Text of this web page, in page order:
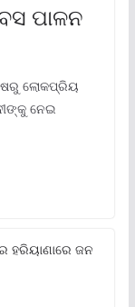
ପାଳନ
ଲୋକପ୍ରିୟ
ନେଇ
ହରିୟାଣାରେ ଜନ